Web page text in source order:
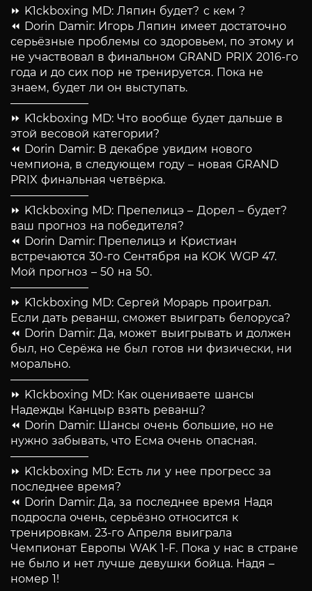
⏩ K1ckboxing MD: Ляпин будет? с кем ?
⏪ Dorin Damir: Игорь Ляпин имеет достаточно
серьёзные проблемы со здоровьем, по этому и
не участвовал в финальном GRAND PRIX 2016-го
года и до сих пор не тренируется. Пока не
знаем, будет ли он выступать.
———————
⏩ K1ckboxing MD: Что вообще будет дальше в
этой весовой категории?
⏪ Dorin Damir: В декабре увидим нового
чемпиона, в следующем году – новая GRAND
PRIX финальная четвёрка.
———————
⏩ K1ckboxing MD: Препелицэ – Дорел – будет?
ваш прогноз на победителя?
⏪ Dorin Damir: Препелицэ и Кристиан
встречаются 30-го Сентября на KOK WGP 47.
Мой прогноз – 50 на 50.
———————
⏩ K1ckboxing MD: Сергей Морарь проиграл.
Если дать реванш, сможет выиграть белоруса?
⏪ Dorin Damir: Да, может выигрывать и должен
был, но Серёжа не был готов ни физически, ни
морально.
———————
⏩ K1ckboxing MD: Как оцениваете шансы
Надежды Канцыр взять реванш?
⏪ Dorin Damir: Шансы очень большие, но не
нужно забывать, что Есма очень опасная.
———————
⏩ K1ckboxing MD: Есть ли у нее прогресс за
последнее время?
⏪ Dorin Damir: Да, за последнее время Надя
подросла очень, серьёзно относится к
тренировкам. 23-го Апреля выиграла
Чемпионат Европы WAK 1-F. Пока у нас в стране
не было и нет лучше девушки бойца. Надя –
номер 1!